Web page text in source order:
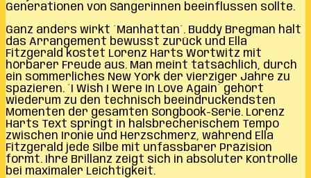
Generationen von Sängerinnen beeinflussen sollte.
Ganz anders wirkt ´Manhattan´. Buddy Bregman hält
das Arrangement bewusst zurück und Ella
Fitzgerald kostet Lorenz Harts Wortwitz mit
hörbarer Freude aus. Man meint tatsächlich, durch
ein sommerliches New York der vierziger Jahre zu
spazieren. ´I Wish I Were In Love Again´ gehört
wiederum zu den technisch beeindruckendsten
Momenten der gesamten Songbook-Serie. Lorenz
Harts Text springt in halsbrecherischem Tempo
zwischen Ironie und Herzschmerz, während Ella
Fitzgerald jede Silbe mit unfassbarer Präzision
formt. Ihre Brillanz zeigt sich in absoluter Kontrolle
bei maximaler Leichtigkeit.